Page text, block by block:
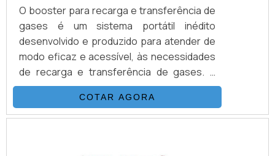
O booster para recarga e transferência de
gases é um sistema portátil inédito
desenvolvido e produzido para atender de
modo eficaz e acessível, às necessidades
de recarga e transferência de gases. É
possível verificar quais as aplicções a
seguir: Recarga de N2 em disjuntores
Carga de Acumuladores Transferência de
COTAR AGORA